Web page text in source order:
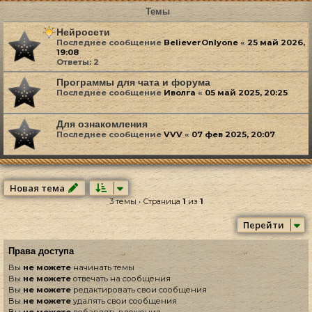
Темы
Нейросети
Последнее сообщениеBelieverOnlyone« 25 май 2026,
19:08
Ответы: 2
Программы для чата и форума
Последнее сообщениеИволга« 05 май 2025, 20:25
Для ознакомления
Последнее сообщениеVVV « 07 фев 2025, 20:07
Новая тема
3 темы • Страница 1из 1
Перейти
Права доступа
Вы не можетеначинать темы
Вы не можетеотвечать на сообщения
Вы не можетередактировать свои сообщения
Вы не можетеудалять свои сообщения